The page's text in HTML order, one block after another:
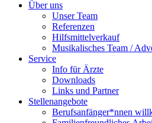
Über uns
Unser Team
Referenzen
Hilfsmittelverkauf
Musikalisches Team /
Service
Info für Ärzte
Downloads
Links und Partner
Stellenangebote
Berufsanfänger*nnen